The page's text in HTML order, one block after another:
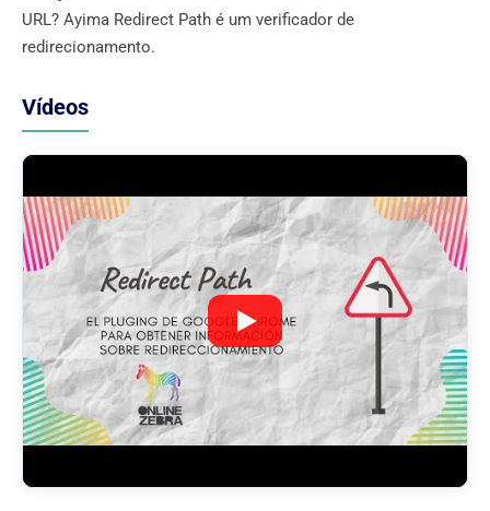
URL? Ayima Redirect Path é um verificador de
redirecionamento.
Vídeos